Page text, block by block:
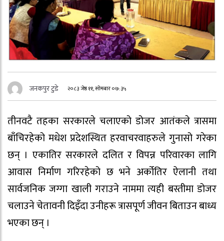
जनकपुर टुडे २०८३ जेष्ठ ११, सोमबार ०७:३५
तीनवटै तहका सरकारले चलाएको डोजर आतंकले त्रासमा
बाँचिरहेको मधेश प्रदेशस्थित हरवाचरवाहरुले गुनासो गरेका
छन् । एकातिर सरकारले दलित र विपन्न परिवारका लागि
आवास निर्माण गरिरहेको छ भने अर्कोतिर ऐलानी तथा
सार्वजनिक जग्गा खाली गराउने नाममा त्यही बस्तीमा डोजर
चलाउने चेतावनी दिइँदा उनीहरू त्रासपूर्ण जीवन बिताउन बाध्य
भएका छन् ।